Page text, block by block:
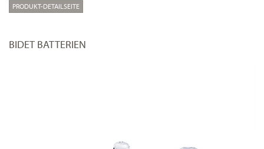
PRODUKT-DETAILSEITE
BIDET BATTERIEN